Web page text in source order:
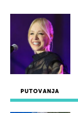
PUTOVANJA